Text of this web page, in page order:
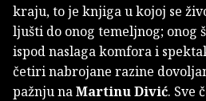
kraju, to je knjiga u kojoj se
ljušti do onog temeljnog; onog
ispod naslaga komfora i
četiri nabrojane razine
pažnju naMartinu Divić. Sve